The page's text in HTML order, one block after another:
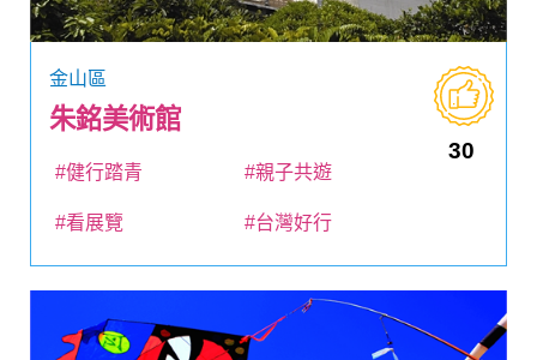
金山區
朱銘美術館
30
#健行踏青 #親子共遊
#看展覽 #台灣好行